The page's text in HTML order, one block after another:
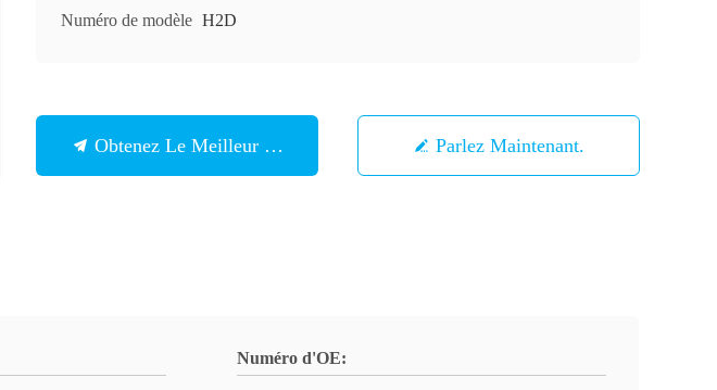
Numéro de modèle H2D
Obtenez Le Meilleur Prix Parlez Maintenant.
Numéro d'OE: